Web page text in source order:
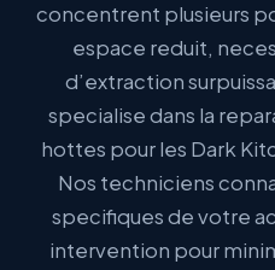
concentrent plusieurs
espace reduit,
d’extraction
specialise dans la
hottes pour les Dark
Nos techniciens
specifiques de votre
intervention pour